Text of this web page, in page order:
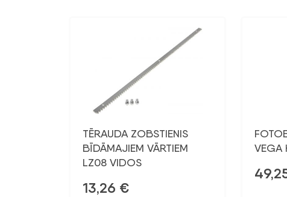
TĒRAUDA ZOBSTIENIS
BĪDĀMAJIEM VĀRTIEM
LZ08 VIDOS
13,26 €
VEGA